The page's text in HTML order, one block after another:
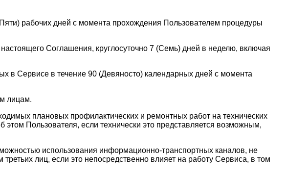
рабочих дней с момента прохождения Пользователем процедуры
Соглашения, круглосуточно 7 (Семь) дней в неделю, включая
в Сервисе в течение 90 (Девяносто) календарных дней с момента
лицам.
плановых профилактических и ремонтных работ на технических
Пользователя, если технически это представляется возможным,
использования информационно-транспортных каналов, не
лиц, если это непосредственно влияет на работу Сервиса, в том